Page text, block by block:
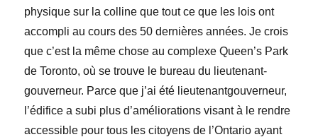
physique sur la colline que tout ce que les lois ont
accompli au cours des 50 dernières années. Je crois
que c’est la même chose au complexe Queen’s Park
de Toronto, où se trouve le bureau du lieutenant-
gouverneur. Parce que j’ai été lieutenantgouverneur,
l’édifice a subi plus d’améliorations visant à le rendre
accessible pour tous les citoyens de l’Ontario ayant